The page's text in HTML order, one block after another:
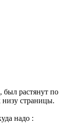
был растянут по
страницы.
надо :